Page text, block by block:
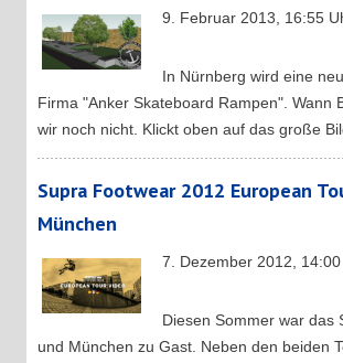
9. Februar 2013, 16:55
In Nürnberg wird eine
Firma "Anker Skateboard Rampen". Wann
wir noch nicht. Klickt oben auf das große
Supra Footwear 2012 European
München
7. Dezember 2012,
Diesen Sommer war das
und München zu Gast. Neben den beiden